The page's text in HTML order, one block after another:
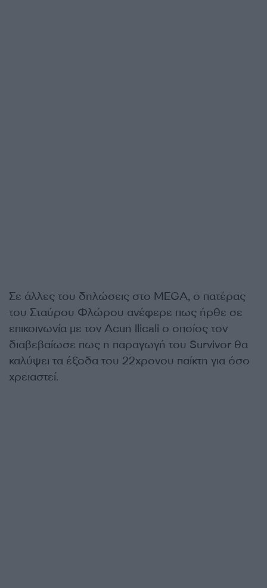
Σε άλλες του δηλώσεις στο MEGA, ο πατέρας
του Σταύρου Φλώρου ανέφερε πως ήρθε σε
επικοινωνία με τον Acun Ilicali ο οποίος τον
διαβεβαίωσε πως η παραγωγή του Survivor θα
καλύψει τα έξοδα του 22χρονου παίκτη για όσο
χρειαστεί.